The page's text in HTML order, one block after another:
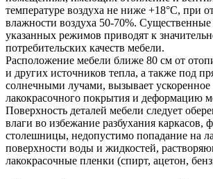
температуре воздуха не ниже +18°C, при
влажности воздуха 50-70%. Существенные
указанных режимов приводят к
потребительских качеств мебели.
Расположение мебели ближе 80 см от
и других источников тепла, а также под
солнечными лучами, вызывает ускоренное
лакокрасочного покрытия и деформацию
Поверхность деталей мебели следует
влаги во избежание разбухания каркасов,
столешницы, недопустимо попадание на
поверхности воды и жидкостей,
лакокрасочные пленки (спирт, ацетон,